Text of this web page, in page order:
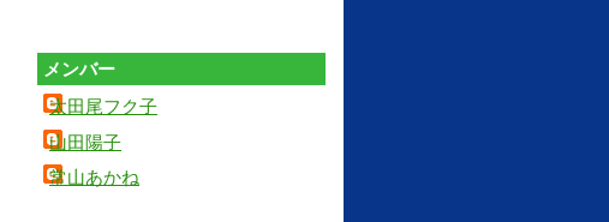
メンバー
太田尾フク子
山田陽子
常山あかね